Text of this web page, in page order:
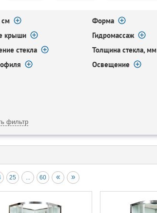
см
Форма
крыши
Гидромассаж
стекла
Толщина стекла, мм
Освещение
фильтр
25 ... 60 « »